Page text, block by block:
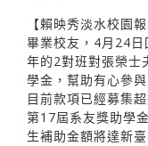
【賴映秀淡水校園
畢業校友，4月24
年的2對班對張榮士
學金，幫助有心參
目前款項已經募集
第17屆系友獎助學
生補助金額將達新